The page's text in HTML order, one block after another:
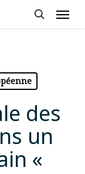
des
un
«